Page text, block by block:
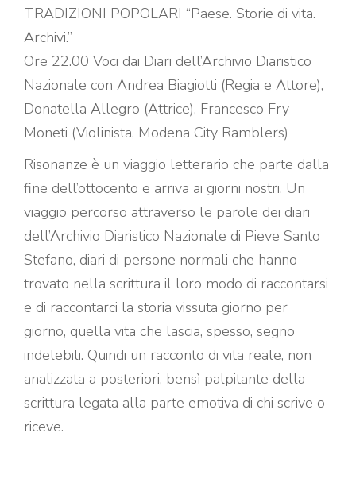
TRADIZIONI POPOLARI “Paese. Storie di vita.
Archivi.”
Ore 22.00 Voci dai Diari dell’Archivio Diaristico
Nazionale con Andrea Biagiotti (Regia e Attore),
Donatella Allegro (Attrice), Francesco Fry
Moneti (Violinista, Modena City Ramblers)
Risonanze è un viaggio letterario che parte dalla
fine dell’ottocento e arriva ai giorni nostri. Un
viaggio percorso attraverso le parole dei diari
dell’Archivio Diaristico Nazionale di Pieve Santo
Stefano, diari di persone normali che hanno
trovato nella scrittura il loro modo di raccontarsi
e di raccontarci la storia vissuta giorno per
giorno, quella vita che lascia, spesso, segno
indelebili. Quindi un racconto di vita reale, non
analizzata a posteriori, bensì palpitante della
scrittura legata alla parte emotiva di chi scrive o
riceve.